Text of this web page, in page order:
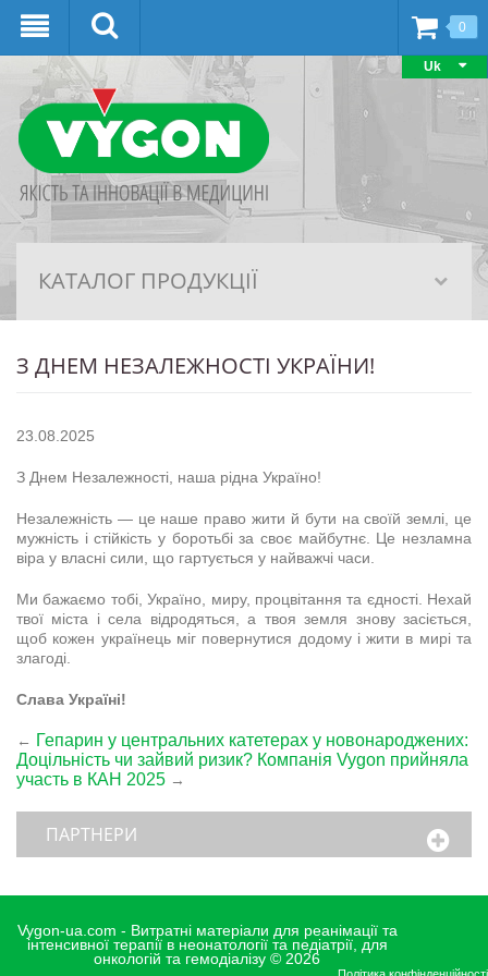
Uk
0
КАТАЛОГ ПРОДУКЦІЇ
З ДНЕМ НЕЗАЛЕЖНОСТІ УКРАЇНИ!
23.08.2025
З Днем Незалежності, наша рідна Україно!
Незалежність — це наше право жити й бути на своїй землі, це
мужність і стійкість у боротьбі за своє майбутнє. Це незламна
віра у власні сили, що гартується у найважчі часи.
Ми бажаємо тобі, Україно, миру, процвітання та єдності. Нехай
твої міста і села відродяться, а твоя земля знову засіється,
щоб кожен українець міг повернутися додому і жити в мирі та
злагоді.
Слава Україні!
← Гепарин у центральних катетерах у новонароджених:
Доцільність чи зайвий ризик? Компанія Vygon прийняла
участь в КАН 2025 →
ПАРТНЕРИ
Vygon-ua.com - Витратні матеріали для реанімації та
інтенсивної терапії в неонатології та педіатрії, для
онкологій та гемодіалізу © 2026